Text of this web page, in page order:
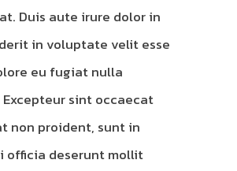
Duis aute irure dolor in
in voluptate velit esse
eu fugiat nulla
sint occaecat
non proident, sunt in
officia deserunt mollit